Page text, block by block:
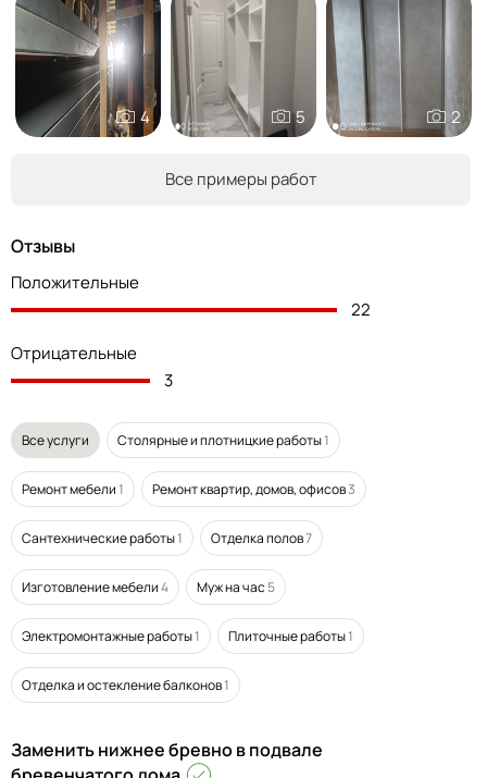
4 5 2
Все примеры работ
Отзывы
Положительные
22
Отрицательные
3
Все услуги Столярные и плотницкие работы1
Ремонт мебели1 Ремонт квартир, домов, офисов3
Сантехнические работы1 Отделка полов7
Изготовление мебели4 Муж на час 5
Электромонтажные работы1 Плиточные работы1
Отделка и остекление балконов1
Заменить нижнее бревно в подвале